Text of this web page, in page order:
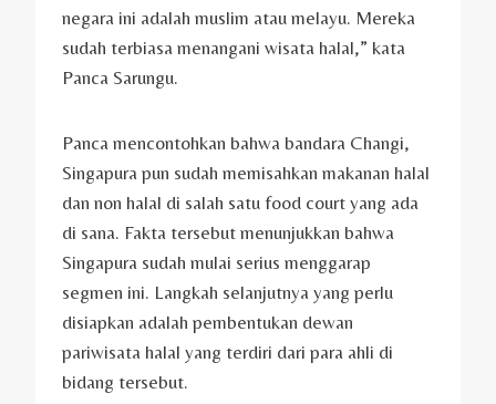
negara ini adalah muslim atau melayu. Mereka
sudah terbiasa menangani wisata halal,” kata
Panca Sarungu.
Panca mencontohkan bahwa bandara Changi,
Singapura pun sudah memisahkan makanan halal
dan non halal di salah satu food court yang ada
di sana. Fakta tersebut menunjukkan bahwa
Singapura sudah mulai serius menggarap
segmen ini. Langkah selanjutnya yang perlu
disiapkan adalah pembentukan dewan
pariwisata halal yang terdiri dari para ahli di
bidang tersebut.